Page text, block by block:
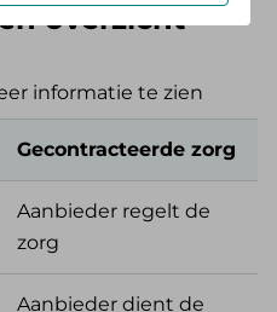
overzicht
informatie te zien
Gecontracteerde zorg
Aanbieder regelt de
zorg
Aanbieder dient de